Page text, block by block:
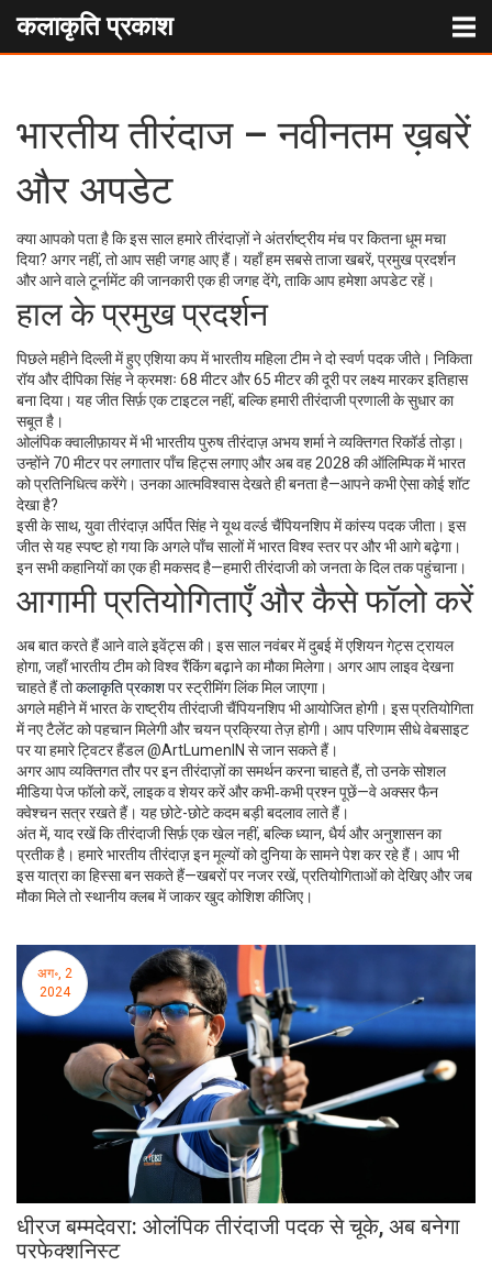
कलाकृति प्रकाश
भारतीय तीरंदाज – नवीनतम ख़बरें
और अपडेट
क्या आपको पता है कि इस साल हमारे तीरंदाज़ों ने अंतर्राष्ट्रीय मंच पर कितना धूम मचा
दिया? अगर नहीं, तो आप सही जगह आए हैं। यहाँ हम सबसे ताजा खबरें, प्रमुख प्रदर्शन
और आने वाले टूर्नामेंट की जानकारी एक ही जगह देंगे, ताकि आप हमेशा अपडेट रहें।
हाल के प्रमुख प्रदर्शन
पिछले महीने दिल्ली में हुए एशिया कप में भारतीय महिला टीम ने दो स्वर्ण पदक जीते। निकिता
रॉय और दीपिका सिंह ने क्रमशः 68 मीटर और 65 मीटर की दूरी पर लक्ष्य मारकर इतिहास
बना दिया। यह जीत सिर्फ़ एक टाइटल नहीं, बल्कि हमारी तीरंदाजी प्रणाली के सुधार का
सबूत है।
ओलंपिक क्वालीफ़ायर में भी भारतीय पुरुष तीरंदाज़ अभय शर्मा ने व्यक्तिगत रिकॉर्ड तोड़ा।
उन्होंने 70 मीटर पर लगातार पाँच हिट्स लगाए और अब वह 2028 की ऑलिम्पिक में भारत
को प्रतिनिधित्व करेंगे। उनका आत्मविश्वास देखते ही बनता है—आपने कभी ऐसा कोई शॉट
देखा है?
इसी के साथ, युवा तीरंदाज़ अर्पित सिंह ने यूथ वर्ल्ड चैंपियनशिप में कांस्य पदक जीता। इस
जीत से यह स्पष्ट हो गया कि अगले पाँच सालों में भारत विश्व स्तर पर और भी आगे बढ़ेगा।
इन सभी कहानियों का एक ही मकसद है—हमारी तीरंदाजी को जनता के दिल तक पहुंचाना।
आगामी प्रतियोगिताएँ और कैसे फॉलो करें
अब बात करते हैं आने वाले इवेंट्स की। इस साल नवंबर में दुबई में एशियन गेट्स ट्रायल
होगा, जहाँ भारतीय टीम को विश्व रैंकिंग बढ़ाने का मौका मिलेगा। अगर आप लाइव देखना
चाहते हैं तोकलाकृति प्रकाशपर स्ट्रीमिंग लिंक मिल जाएगा।
अगले महीने में भारत के राष्ट्रीय तीरंदाजी चैंपियनशिप भी आयोजित होगी। इस प्रतियोगिता
में नए टैलेंट को पहचान मिलेगी और चयन प्रक्रिया तेज़ होगी। आप परिणाम सीधे वेबसाइट
पर या हमारे ट्विटर हैंडल @ArtLumenIN से जान सकते हैं।
अगर आप व्यक्तिगत तौर पर इन तीरंदाज़ों का समर्थन करना चाहते हैं, तो उनके सोशल
मीडिया पेज फॉलो करें, लाइक व शेयर करें और कभी‑कभी प्रश्न पूछें—वे अक्सर फैन
क्वेश्चन सत्र रखते हैं। यह छोटे-छोटे कदम बड़ी बदलाव लाते हैं।
अंत में, याद रखें कि तीरंदाजी सिर्फ़ एक खेल नहीं, बल्कि ध्यान, धैर्य और अनुशासन का
प्रतीक है। हमारे भारतीय तीरंदाज़ इन मूल्यों को दुनिया के सामने पेश कर रहे हैं। आप भी
इस यात्रा का हिस्सा बन सकते हैं—खबरों पर नजर रखें, प्रतियोगिताओं को देखिए और जब
मौका मिले तो स्थानीय क्लब में जाकर खुद कोशिश कीजिए।
अग॰, 2
2024
धीरज बम्मदेवरा: ओलंपिक तीरंदाजी पदक से चूके, अब बनेगा
परफेक्शनिस्ट